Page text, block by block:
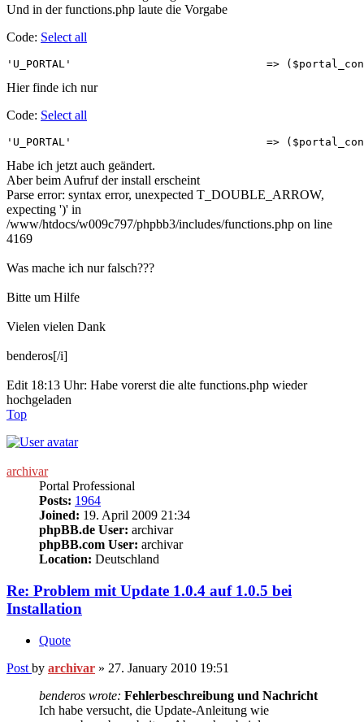
Und in der functions.php laute die Vorgabe
Code: Select all
'U_PORTAL'
Hier finde ich nur
Code: Select all
Habe ich jetzt auch geändert.
Aber beim Aufruf der install erscheint
Parse error: syntax error, unexpected T_DOUBLE_ARROW,
expecting ')' in
/www/htdocs/w009c797/phpbb3/includes/functions.php on line
4169
Was mache ich nur falsch???
Bitte um Hilfe
Vielen vielen Dank
benderos[/i]
Edit 18:13 Uhr: Habe vorerst die alte functions.php wieder
hochgeladen
Top
archivar
Portal Professional
Posts: 1964
Joined: 19. April 2009 21:34
phpBB.de User: archivar
phpBB.com User: archivar
Location: Deutschland
Re: Problem mit Update 1.0.4 auf 1.0.5 bei
Installation
Quote
Post by archivar » 27. January 2010 19:51
benderos wrote: Fehlerbeschreibung und Nachricht
Ich habe versucht, die Update-Anleitung wie